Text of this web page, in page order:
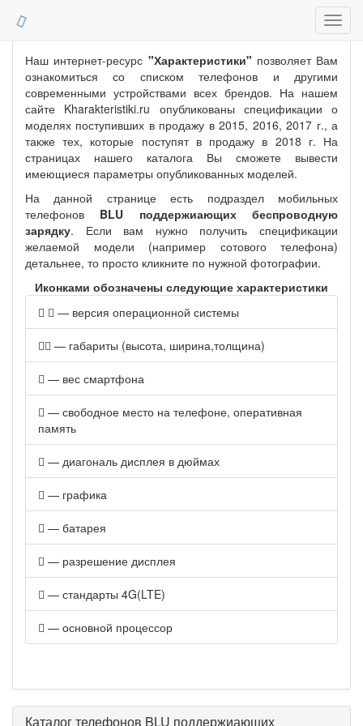
Наш интернет-ресурс "Характеристики" позволяет Вам
ознакомиться со списком телефонов и другими
современными устройствами всех брендов. На нашем
сайте Kharakteristiki.ru опубликованы спецификации о
моделях поступивших в продажу в 2015, 2016, 2017 г., а
также тех, которые поступят в продажу в 2018 г. На
страницах нашего каталога Вы сможете вывести
имеющиеся параметры опубликованных моделей.
На данной странице есть подраздел мобильных
телефонов BLU поддержиающих беспроводную
зарядку. Если вам нужно получить спецификации
желаемой модели (например сотового телефона)
детальнее, то просто кликните по нужной фотографии.
Иконками обозначены следующие характеристики
— версия операционной системы
— габариты (высота, ширина,толщина)
— вес смартфона
— свободное место на телефоне, оперативная
память
— диагональ дисплея в дюймах
— графика
— батарея
— разрешение дисплея
— стандарты 4G(LTE)
— основной процессор
Каталог телефонов BLU поддержиающих